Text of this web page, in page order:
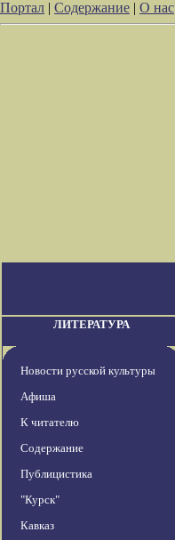
Портал | Содержание | О нас
ЛИТЕРАТУРА
Новости русской культуры
Афиша
К читателю
Содержание
Публицистика
"Курск"
Кавказ